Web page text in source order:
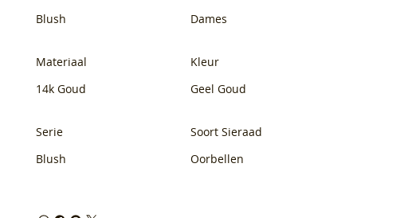
Blush
Dames
Materiaal
14k Goud
Kleur
Geel Goud
Serie
Blush
Soort Sieraad
Oorbellen